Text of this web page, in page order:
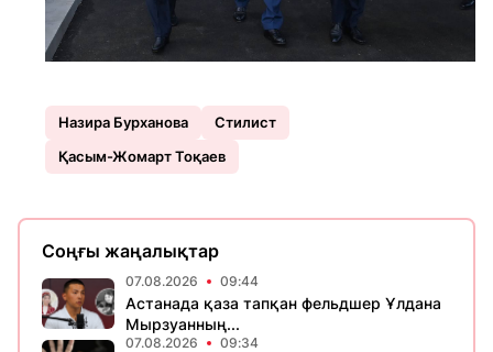
Назира Бурханова
Стилист
Қасым-Жомарт Тоқаев
Соңғы жаңалықтар
07.08.2026 09:44
Астанада қаза тапқан фельдшер Ұлдана
Мырзуанның...
07.08.2026 09:34